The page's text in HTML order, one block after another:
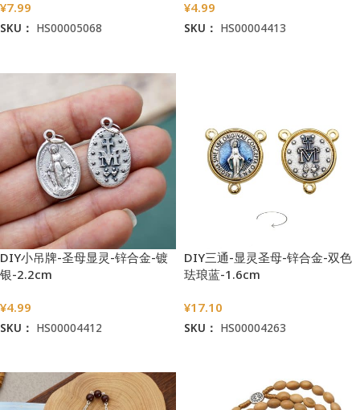
¥7.99
SKU： HS00005068
¥4.99
SKU： HS00004413
DIY小吊牌-圣母显灵-锌合金-镀
银-2.2cm
¥4.99
SKU： HS00004412
DIY三通-显灵圣母-锌合金-双色
珐琅蓝-1.6cm
¥17.10
SKU： HS00004263